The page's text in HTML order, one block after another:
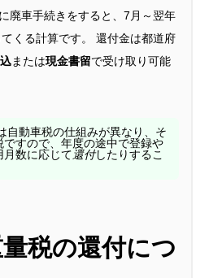
廃車手続きをすると、7月～翌年
くる計算です。 還付金は都道府
または現金書留で受け取り可能
動車税の仕組みが異なり、 そ
すので、年度の途中で登録や
月数に応じて還付したりするこ
税の還付につ